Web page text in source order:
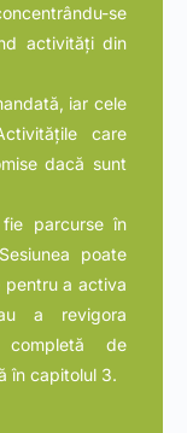
se
activități din
iar cele
care
dacă sunt
parcurse în
poate
a activa
a revigora
completă de
în capitolul 3.